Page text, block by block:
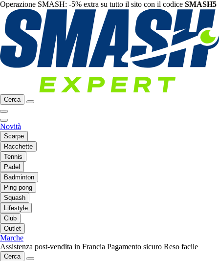
Operazione SMASH: -5% extra su tutto il sito con il codice SMASH5
Cerca
Novità
Scarpe
Racchette
Tennis
Padel
Badminton
Ping pong
Squash
Lifestyle
Club
Outlet
Marche
Assistenza post-vendita in Francia Pagamento sicuro Reso facile
Cerca